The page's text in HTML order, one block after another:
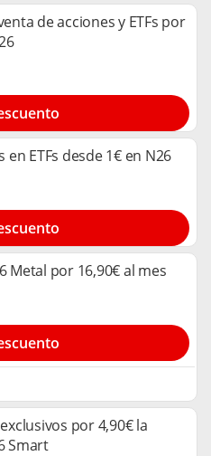
de acciones y ETFs por
en ETFs desde 1€ en N26
Metal por 16,90€ al mes
por 4,90€ la
Smart